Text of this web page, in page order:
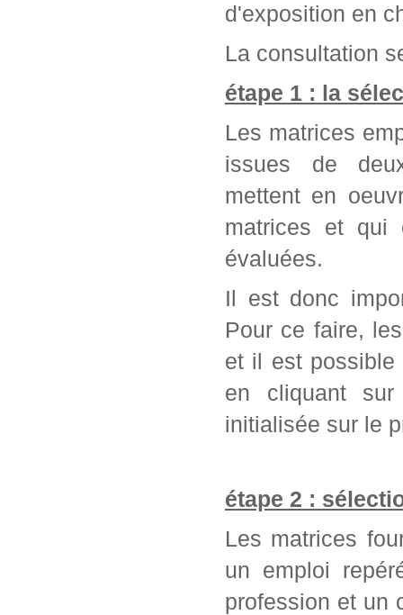
d'exposition en
La consultation
étape 1 : la
Les matrices
issues de
mettent en
matrices et qui
évaluées.
Il est donc
Pour ce faire,
et il est possible
en cliquant
initialisée sur le
étape 2 :
Les matrices
un emploi
profession et un